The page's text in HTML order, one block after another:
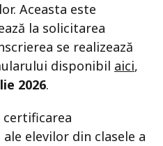
Aceasta este
la solicitarea
se realizează
disponibil aici,
2026.
elevilor din clasele a